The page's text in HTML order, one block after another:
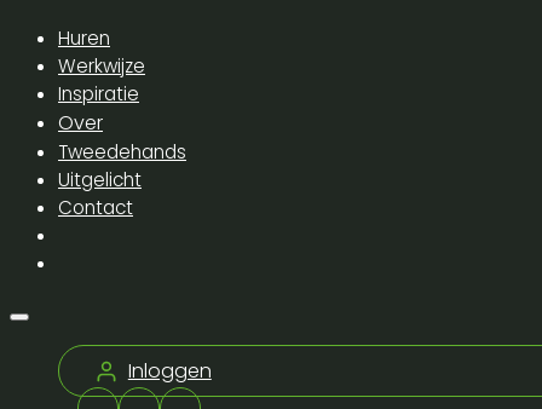
Huren
Werkwijze
Inspiratie
Over
Tweedehands
Uitgelicht
Contact
Inloggen